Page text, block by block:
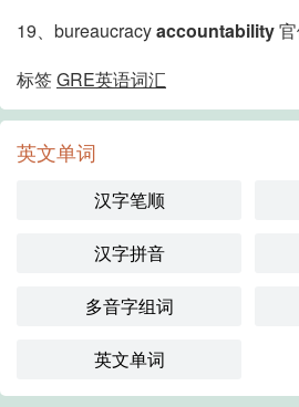
19、bureaucracyaccountability
标签GRE英语词汇
英文单词
汉字笔顺
汉字拼音
多音字组词
英文单词